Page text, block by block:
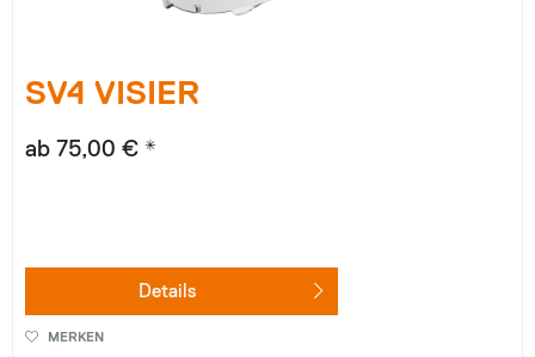
SV4 VISIER
ab 75,00 € *
Details
MERKEN